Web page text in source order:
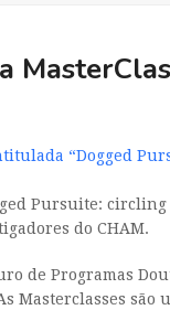
“Dogged
Pursuite:
do CHAM.
de Programas